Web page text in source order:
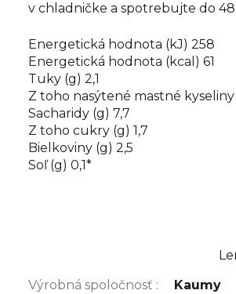
v chladničke a spotrebujte do
Energetická hodnota (kJ) 258
Energetická hodnota (kcal) 61
Tuky (g) 2,1
Z toho nasýtené mastné kyseliny
Sacharidy (g) 7,7
Z toho cukry (g) 1,7
Bielkoviny (g) 2,5
Soľ (g) 0,1*
Výrobná spoločnosť : Kaumy